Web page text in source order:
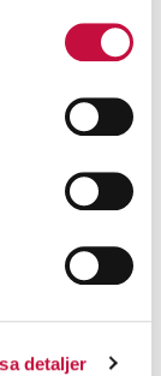
detaljer